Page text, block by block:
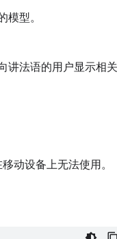
型。
讲法语的用户显示相关
动设备上无法使用。